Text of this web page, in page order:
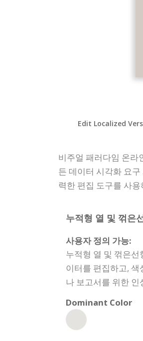
Edit Localized
비주얼 패러다임 온라
든 데이터 시각화 요
력한 편집 도구를 사
누적형 열 및 꺾
사용자 정의 가능:
누적형 열 및 꺾은
이터를 편집하고,
나 보고서를 위한
Dominant Color